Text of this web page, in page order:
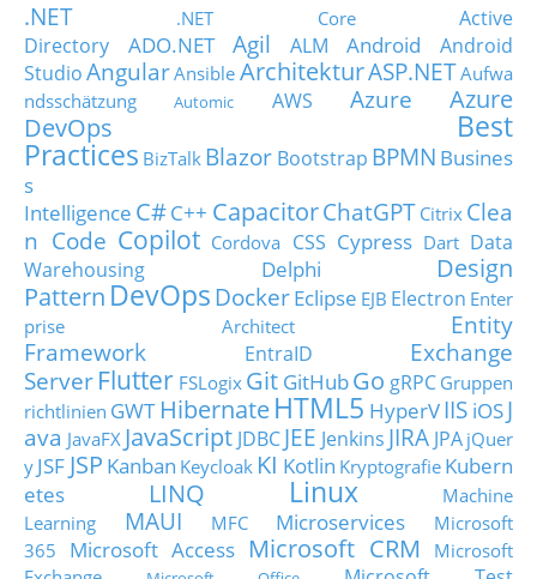
.NET .NET Core
Active
Directory
ADO.NET Agil ALM Android
Android
StudioAngularAnsible ArchitekturASP.NETAufwa
ndsschätzung
Automic AWS Azure
Azure
DevOps
Best
Practices BizTalk Blazor Bootstrap BPMN Busines
s
Intelligence C#C++ CapacitorChatGPT Citrix Clea
n Code Copilot Cordova CSS Cypress Dart Data
Warehousing
Delphi
Design
Pattern DevOps DockerEclipse EJB Electron Enter
prise Architect
Entity
Framework
EntraID
Exchange
Server Flutter FSLogix Git GitHubGo gRPC Gruppen
richtlinien GWT HibernateHTML5 HyperVIIS iOSJ
ava JavaFX JavaScript JDBC JEE Jenkins JIRA JPA jQuer
y JSF JSP Kanban Keycloak KI Kotlin Kryptografie Kubern
etes
LINQ Linux
Machine
Learning
MAUI MFC Microservices
Microsoft
365
Microsoft Access Microsoft CRM
Microsoft